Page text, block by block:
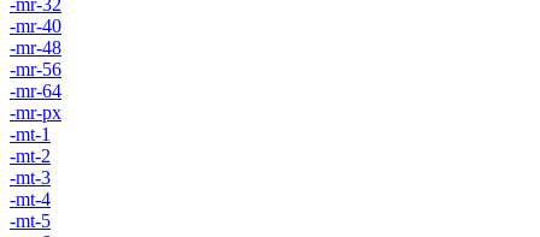
-mr-40
-mr-48
-mr-56
-mr-64
-mr-px
-mt-1
-mt-2
-mt-3
-mt-4
-mt-5